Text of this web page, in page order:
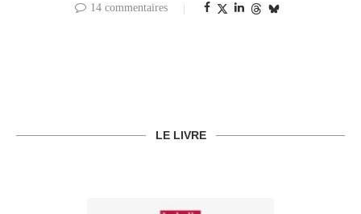
14 commentaires
LE LIVRE